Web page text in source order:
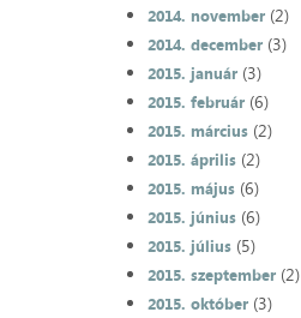
2014. november(2)
2014. december(3)
2015. január(3)
2015. február(6)
2015. március(2)
2015. április(2)
2015. május(6)
2015. június(6)
2015. július(5)
2015. szeptember(2)
2015. október(3)